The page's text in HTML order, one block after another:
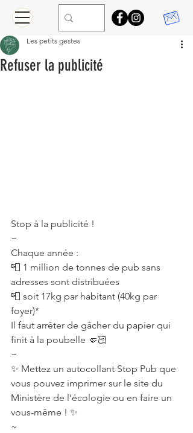
Refuser la publicité
Les petits gestes
Stop à la publicité !⠀
~⠀
Chaque année :⠀
📮 1 million de tonnes de pub sans
adresses sont distribuées⠀
📮 soit 17kg par habitant (40kg par
foyer)*⠀
Il faut arrêter de gâcher du papier qui
finit à la poubelle 🤛🏻⠀
~⠀
✨ Mettez un autocollant Stop Pub que
vous pouvez imprimer sur le site du
Ministère de l’écologie ou en faire un
vous-même ! ✨⠀
~⠀